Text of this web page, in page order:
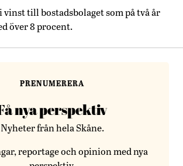
till bostadsbolaget som på två år
över 8 procent.
PRENUMERERA
nya perspektiv
Nyheter från hela Skåne.
reportage och opinion med nya